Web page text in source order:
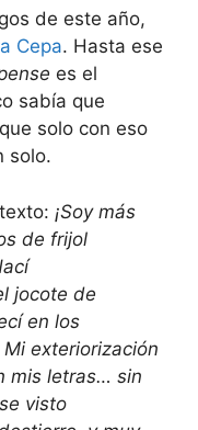
de este año,
Cepa. Hasta ese
es el
sabía que
solo con eso
solo.
¡Soy más
de frijol
jocote de
en los
exteriorización
mis letras… sin
visto